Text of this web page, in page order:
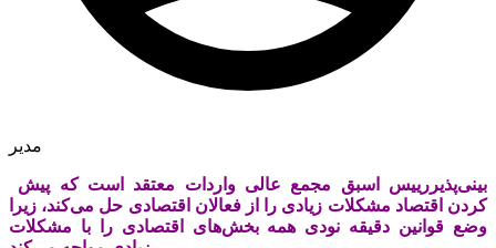
مدیر
کردن اقتصاد مشکلات زیادی را از فعالان اقتصادی حل می‌کند، زیرا
وضع قوانین دقیقه نودی همه بخش‌های اقتصادی را با مشکلات